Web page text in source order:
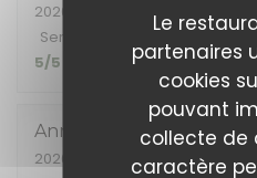
Le
partenaires
cookies
pouvant
collecte de
caractère
2026-07-07
- 19:15 - Couverts 2
Service
Ambiance: 5/5
5/5
Anne-Sophie B
2026-07-07
- 12:30 - Couverts